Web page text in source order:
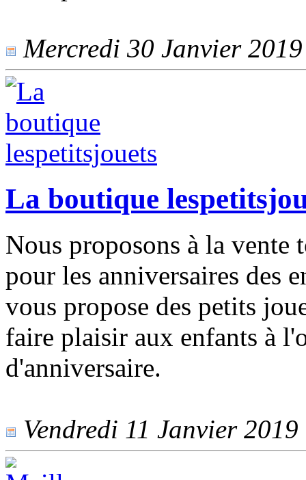
Mercredi 30 Janvier
La boutique
Nous proposons à la vente
pour les anniversaires des
vous propose des petits
faire plaisir aux enfants à
d'anniversaire.
Vendredi 11 Janvier